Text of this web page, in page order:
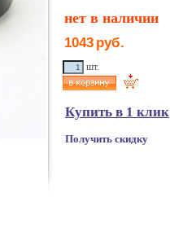
нет в наличии
1043 руб.
шт.
Купить в 1 клик
Получить скидку